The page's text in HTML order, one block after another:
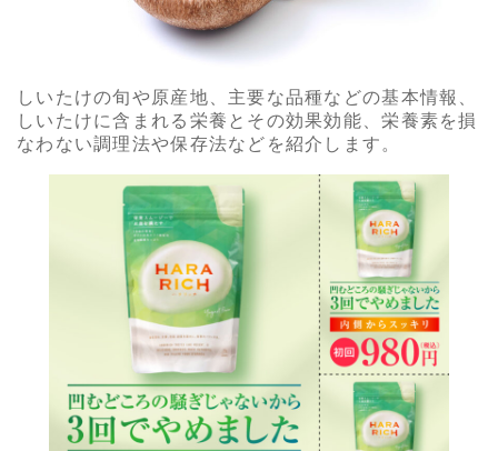
しいたけの旬や原産地、主要な品種などの基本情報、
しいたけに含まれる栄養とその効果効能、栄養素を損
なわない調理法や保存法などを紹介します。